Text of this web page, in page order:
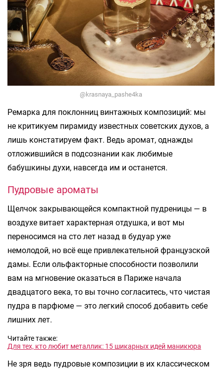
@krasnaya_pashe4ka
Ремарка для поклонниц винтажных композиций: мы
не критикуем пирамиду известных советских духов, а
лишь констатируем факт. Ведь аромат, однажды
отложившийся в подсознании как любимые
бабушкины духи, навсегда им и останется.
Пудровые ароматы
Щелчок закрывающейся компактной пудреницы — в
воздухе витает характерная отдушка, и вот мы
переносимся на сто лет назад в будуар уже
немолодой, но всё еще привлекательной французской
дамы. Если ольфакторные способности позволили
вам на мгновение оказаться в Париже начала
двадцатого века, то вы точно согласитесь, что чистая
пудра в парфюме — это легкий способ добавить себе
лишних лет.
Читайте также:
Для тех, кто любит металлик: 15 шикарных идей маникюра
Не зря ведь пудровые композиции в их классическом